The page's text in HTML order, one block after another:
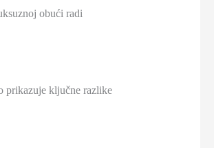
obući radi
prikazuje ključne razlike